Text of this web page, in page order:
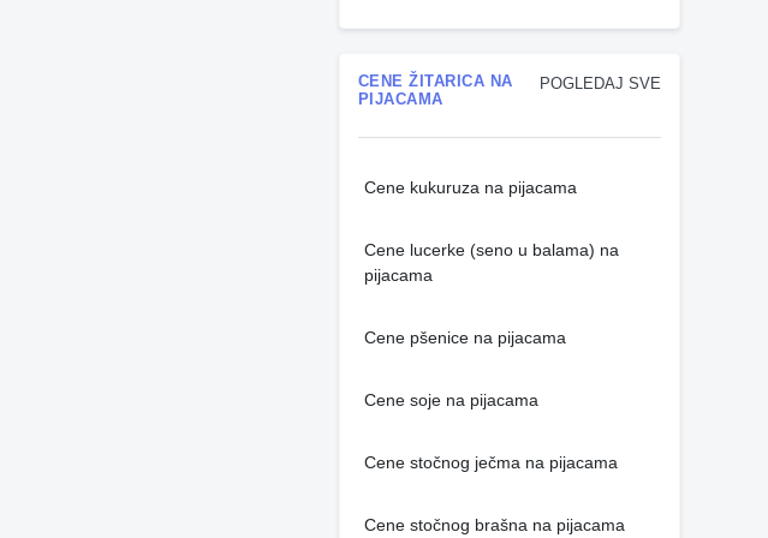
POGLEDAJ SVE
CENE ŽITARICA NA
PIJACAMA
Cene kukuruza na pijacama
Cene lucerke (seno u balama) na
pijacama
Cene pšenice na pijacama
Cene soje na pijacama
Cene stočnog ječma na pijacama
Cene stočnog brašna na pijacama